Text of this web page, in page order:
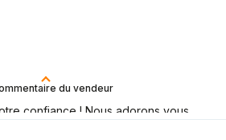
du vendeur
confiance ! Nous adorons vous